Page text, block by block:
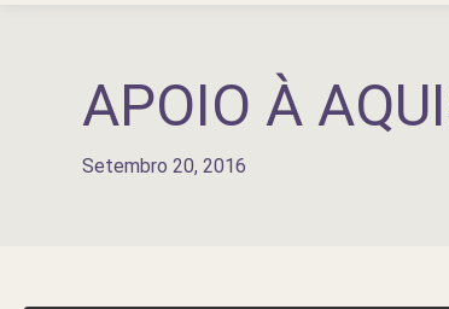
APOIO À
Setembro 20, 2016